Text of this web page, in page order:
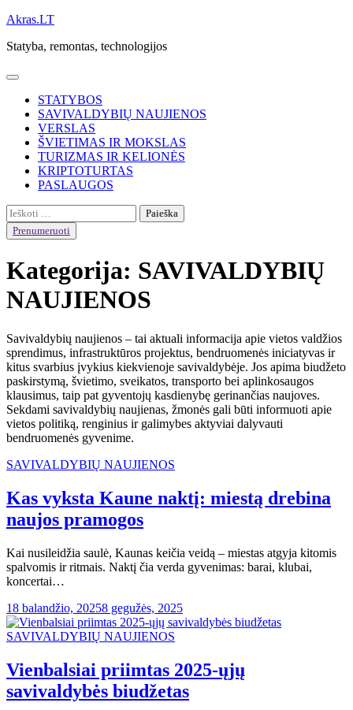
Skip
content
Akras.LT
Statyba, remontas, technologijos
STATYBOS
SAVIVALDYBIŲ NAUJIENOS
VERSLAS
ŠVIETIMAS IR MOKSLAS
TURIZMAS IR KELIONĖS
KRIPTOTURTAS
PASLAUGOS
Ieškoti:
Prenumeruoti
Kategorija: SAVIVALDYBIŲ
NAUJIENOS
Savivaldybių naujienos – tai aktuali informacija apie vietos valdžios
sprendimus, infrastruktūros projektus, bendruomenės iniciatyvas ir
kitus svarbius įvykius kiekvienoje savivaldybėje. Jos apima biudžeto
paskirstymą, švietimo, sveikatos, transporto bei aplinkosaugos
klausimus, taip pat gyventojų kasdienybę gerinančias naujoves.
Sekdami savivaldybių naujienas, žmonės gali būti informuoti apie
vietos politiką, renginius ir galimybes aktyviai dalyvauti
bendruomenės gyvenime.
SAVIVALDYBIŲ NAUJIENOS
Kas vyksta Kaune naktį: miestą drebina
naujos pramogos
Kai nusileidžia saulė, Kaunas keičia veidą – miestas atgyja kitomis
spalvomis ir ritmais. Naktį čia verda gyvenimas: barai, klubai,
koncertai…
18 balandžio, 20258 gegužės, 2025
SAVIVALDYBIŲ NAUJIENOS
Vienbalsiai priimtas 2025-ųjų
savivaldybės biudžetas